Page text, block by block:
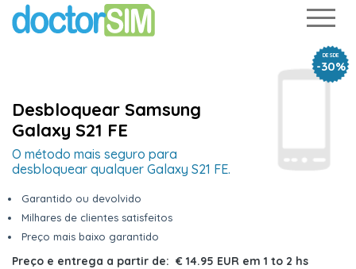
DESDE
-30%
Desbloquear Samsung
Galaxy S21 FE
O método mais seguro para
desbloquear qualquer Galaxy S21 FE.
Garantido ou devolvido
Milhares de clientes satisfeitos
Preço mais baixo garantido
Preço e entrega a partir de: € 14.95 EUR em 1 to 2 hs